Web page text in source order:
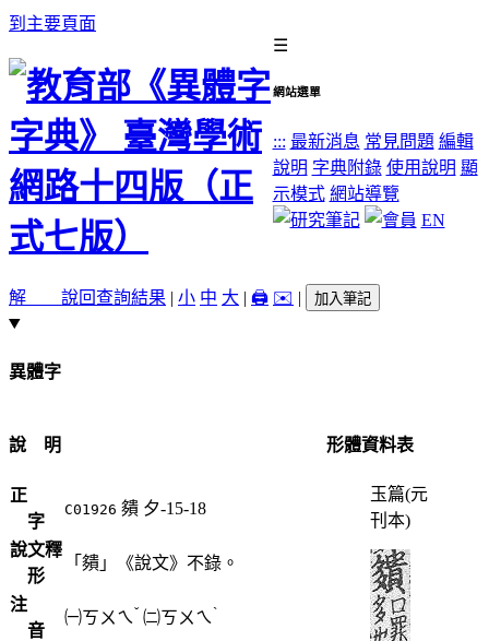
到主要頁面
☰
網站選單
::: 最新消息 常見問題 編輯
說明 字典附錄 使用說明 顯
示模式 網站導覽
EN
解 說回查詢結果 | 小 中 大 | 🖨️ ✉️ | 加入筆記
異體字
說 明
正
字
C01926 㚍 夕-15-18
說文釋
形
「㚍」《說文》不錄。
注
音
㈠ㄎㄨㄟˇ ㈡ㄎㄨㄟ ˋ
形體資料表
玉篇(元
刊本)